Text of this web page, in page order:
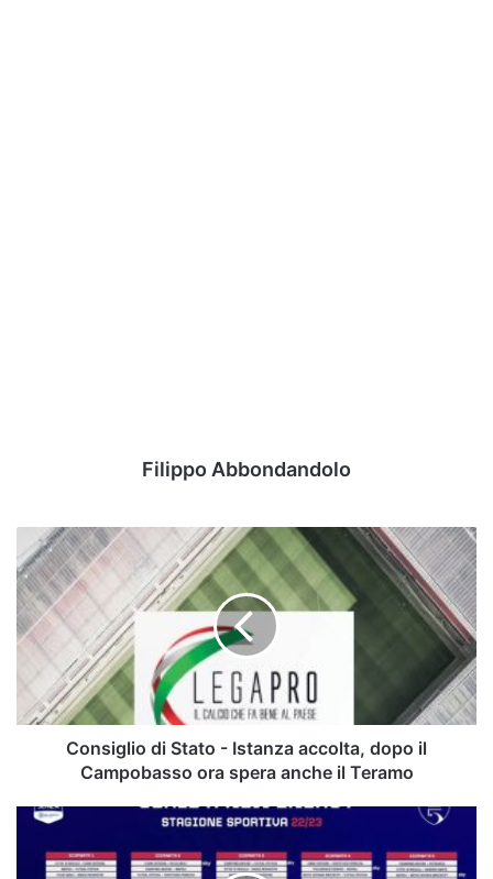
Filippo Abbondandolo
Consiglio
di
Stato
-
Istanza
accolta,
dopo
Campobasso
Consiglio di Stato - Istanza accolta, dopo il
Campobasso ora spera anche il Teramo
Sandro
ecco